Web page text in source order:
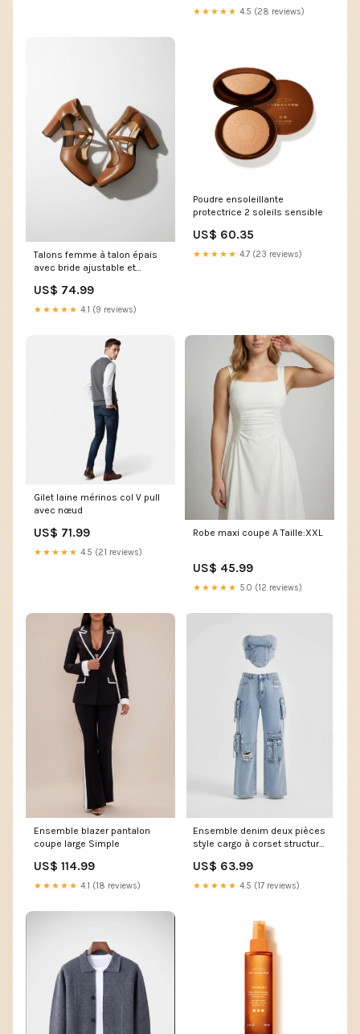
★★★★★ 4.5 (28 reviews)
Talons femme à talon épais
avec bride ajustable et
US$ 74.99
★★★★★ 4.1 (9 reviews)
Poudre ensoleillante
protectrice 2 soleils sensible
US$ 60.35
★★★★★ 4.7 (23 reviews)
Gilet laine mérinos col V pull
avec nœud
US$ 71.99
★★★★★ 4.5 (21 reviews)
Robe maxi coupe A Taille:XXL
US$ 45.99
★★★★★ 5.0 (12 reviews)
Ensemble blazer pantalon
coupe large Simple
US$ 114.99
★★★★★ 4.1 (18 reviews)
Ensemble denim deux pièces
style cargo à corset structuré
US$ 63.99
★★★★★ 4.5 (17 reviews)